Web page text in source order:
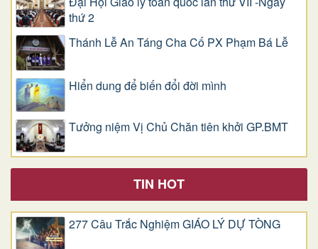
thứ 2
Thánh Lễ An Táng Cha Cố PX Phạm Bá Lễ
Hiển dung để biến đổi đời mình
Tưởng niệm Vị Chủ Chăn tiên khởi GP.BMT
TIN HOT
277 Câu Trắc Nghiệm GIÁO LÝ DỰ TÒNG